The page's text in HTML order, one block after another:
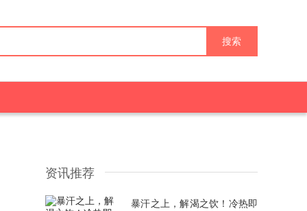
搜索
资讯推荐
暴汗之上，解渴之饮！冷热即